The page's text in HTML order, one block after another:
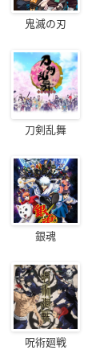
鬼滅の刃
刀剣乱舞
銀魂
呪術廻戦